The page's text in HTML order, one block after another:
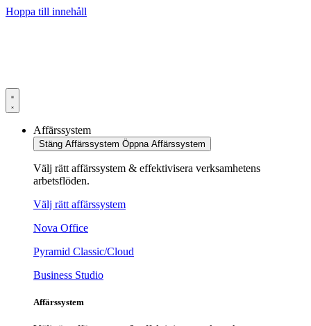
Hoppa till innehåll
Affärssystem
Stäng Affärssystem Öppna Affärssystem
Välj rätt affärssystem & effektivisera verksamhetens
arbetsflöden.
Välj rätt affärssystem
Nova Office
Pyramid Classic/Cloud
Business Studio
Affärssystem